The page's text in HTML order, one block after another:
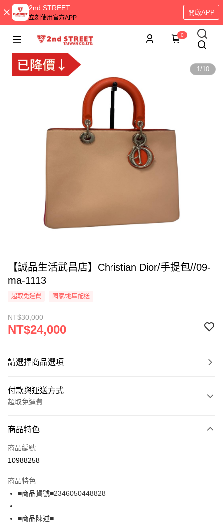
2nd STREET
立刻使用官方APP
開啟APP
0
1/10
【誠品生活武昌店】Christian Dior/手提包//09-
ma-1113
超取免運費 國家/地區配送
NT$30,000
NT$24,000
請選擇商品選項
付款與運送方式
超取免運費
信用卡一次付款
超商取貨付款
Apple Pay
街口支付
商品特色
商品編號
10988258
商品特色
■商品貨號■2346050448828
■商品陳述■